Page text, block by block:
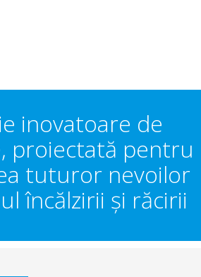
inovatoare de
proiectată pentru
tuturor nevoilor
încălzirii şi răcirii